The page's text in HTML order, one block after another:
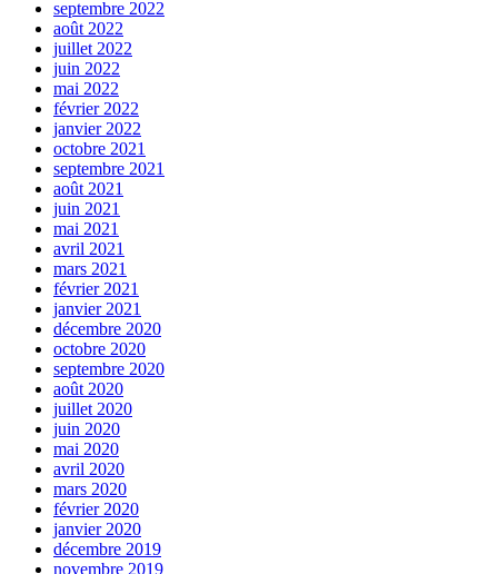
septembre 2022
août 2022
juillet 2022
juin 2022
mai 2022
février 2022
janvier 2022
octobre 2021
septembre 2021
août 2021
juin 2021
mai 2021
avril 2021
mars 2021
février 2021
janvier 2021
décembre 2020
octobre 2020
septembre 2020
août 2020
juillet 2020
juin 2020
mai 2020
avril 2020
mars 2020
février 2020
janvier 2020
décembre 2019
novembre 2019